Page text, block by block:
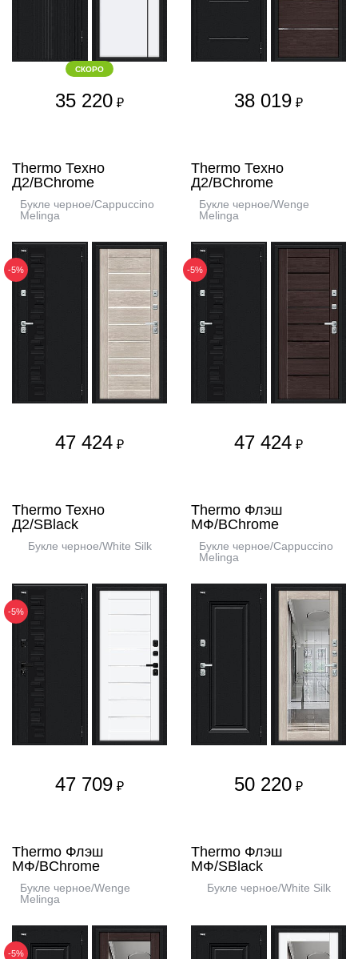
СКОРО
35 220 ₽ 38 019 ₽
Thermo Техно
Д2/BChrome
Букле черное/Cappuccino
Melinga
-5%
47 424 ₽
Thermo Техно
Д2/BChrome
Букле черное/Wenge
Melinga
-5%
47 424 ₽
Thermo Техно
Д2/SBlack
Букле черное/White Silk
-5%
47 709 ₽
Thermo Флэш
МФ/BChrome
Букле черное/Cappuccino
Melinga
50 220 ₽
Thermo Флэш
МФ/BChrome
Букле черное/Wenge
Melinga
-5%
Thermo Флэш
МФ/SBlack
Букле черное/White Silk